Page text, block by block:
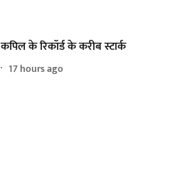
कपिल के रिकॉर्ड के करीब स्टार्क
17 hours ago